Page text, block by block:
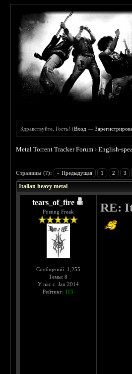
Здравствуйте, Гость! (Вход —
Metal Torrent Tracker Forum ›English-
Страницы (7): « Предыдущая 1 2 3
Italian heavy metal
tears_of_fire
Posting Freak
Сообщений: 1,255
Темы: 8
У нас с: Jan 2014
Рейтинг: 115
RE: